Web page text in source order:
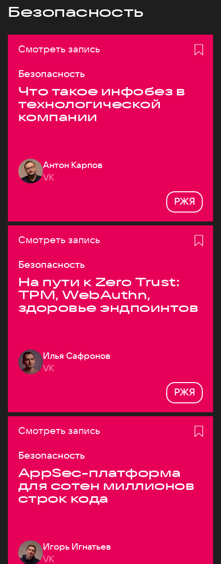
Безопасность
Смотреть запись
Безопасность
Что такое инфобез в
технологической
компании
Антон Карпов
VK
РЖЯ
Смотреть запись
Безопасность
На пути к Zero Trust:
TPM, WebAuthn,
здоровье эндпоинтов
Илья Сафронов
VK
РЖЯ
Смотреть запись
Безопасность
AppSec-платформа
для сотен миллионов
строк кода
Игорь Игнатьев
VK